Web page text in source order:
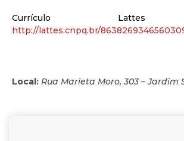
Currículo Lattes
http://lattes.cnpq.br/
Local: Rua Marieta Moro, 303 – Jardim